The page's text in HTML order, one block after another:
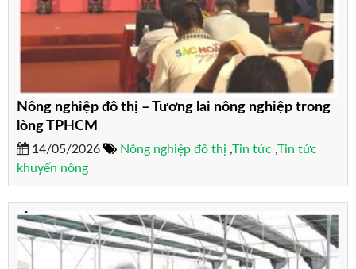
Nông nghiệp đô thị – Tương lai nông nghiệp trong
lòng TPHCM
14/05/2026 Nông nghiệp đô thị ,Tin tức ,Tin tức
khuyến nông